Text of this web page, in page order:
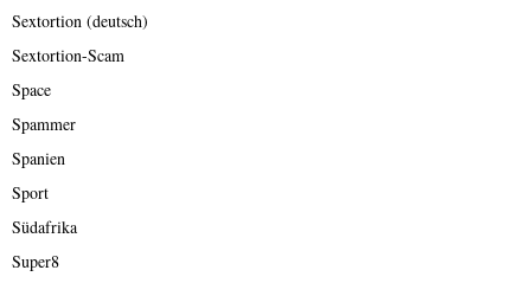
Sextortion (deutsch)
Sextortion-Scam
Space
Spammer
Spanien
Sport
Südafrika
Super8